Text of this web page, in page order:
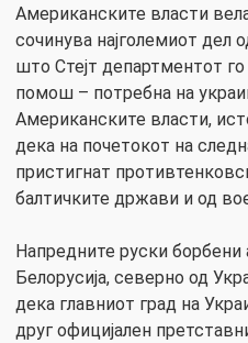
Американските власти
сочинува најголемиот дел
што Стејт департментот
помош – потребна на
Американските власти,
дека на почетокот на
пристигнат
балтичките држави и од
Напредните руски борбени
Белорусија, северно од
дека главниот град на
друг официјален